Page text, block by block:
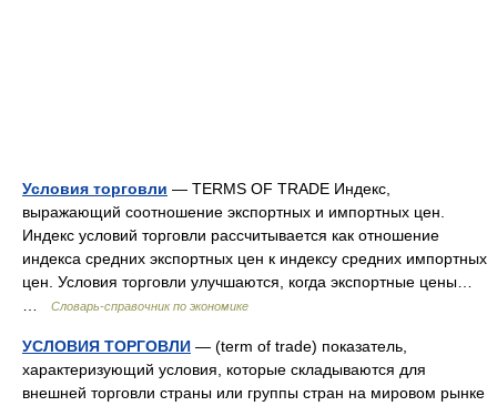
Условия торговли — TERMS OF TRADE Индекс,
выражающий соотношение экспортных и импортных цен.
Индекс условий торговли рассчитывается как отношение
индекса средних экспортных цен к индексу средних импортных
цен. Условия торговли улучшаются, когда экспортные цены…
Словарь-справочник по экономике
УСЛОВИЯ ТОРГОВЛИ — (term of trade) показатель,
характеризующий условия, которые складываются для
внешней торговли страны или группы стран на мировом рынке